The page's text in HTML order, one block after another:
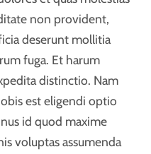
non provident,
deserunt mollitia
fuga. Et harum
distinctio. Nam
est eligendi optio
id quod maxime
voluptas assumenda